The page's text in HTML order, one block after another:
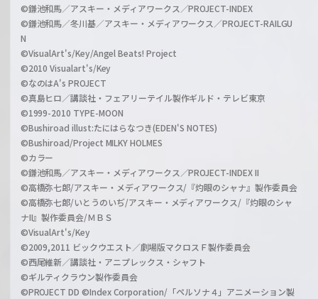
©鎌池和馬／アスキー・メディアワークス／PROJECT-INDEX
©鎌池和馬／冬川基／アスキー・メディアワークス／PROJECT-RAILGU
N
©VisualArt's/Key/Angel Beats! Project
©2010 Visualart's/Key
©なのはA's PROJECT
©真島ヒロ／講談社・フェアリーテイル製作ギルド・テレビ東京
©1999-2010 TYPE-MOON
©Bushiroad illust:たにはらなつき(EDEN'S NOTES)
©Bushiroad/Project MILKY HOLMES
©カラー
©鎌池和馬／アスキー・メディアワークス／PROJECT-INDEX II
©高橋弥七郎/アスキー・メディアワークス/『灼眼のシャナ』製作委員会
©高橋弥七郎/いとうのいぢ/アスキー・メディアワークス/『灼眼のシャ
ナII』製作委員会/ＭＢＳ
©VisualArt's/Key
©2009,2011 ビックウエスト／劇場版マクロスＦ製作委員会
©西尾維新／講談社・アニプレックス・シャフト
©ギルティクラウン製作委員会
©PROJECT DD ©Index Corporation/「ペルソナ４」アニメーション製